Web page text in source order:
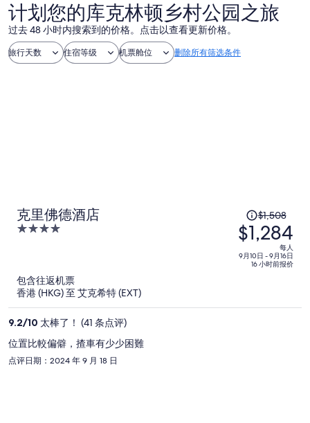
计划您的库克林顿乡村公园之旅
过去 48 小时内搜索到的价格。点击以查看更新价格。
旅行天数 住宿等级 机票舱位 删除所有筛选条件
克里佛德酒店
4
5
原
价
为
每
现
$1,508
$1,284
每人
9月10日 - 9月16日
16 小时前报价
包含往返机票
香港 (HKG) 至 艾克希特 (EXT)
9.2/10 太棒了！ (41 条点评)
位置比較偏僻，揸車有少少困難
点评日期：2024 年 9 月 18 日